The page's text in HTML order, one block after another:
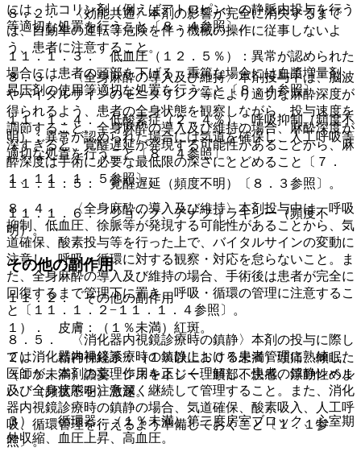
８．２． 〈効能共通〉本剤の影響が完全に消失するまで
は、自動車の運転等危険を伴う機械の操作に従事しないよ
う、患者に注意すること。
８．３． 〈全身麻酔の導入及び維持〉本剤投与中は、脳波
やバイタルサインのモニタリング等により適切な麻酔深度が
得られるよう、患者の全身状態を観察しながら、投与速度を
調節すること。全身麻酔の導入及び維持の場合、麻酔深度が
深すぎると、覚醒遅延が発現する可能性があることから、麻
酔深度は手術に必要な最低限の深さにとどめること〔７．
１、１１．１．５参照〕。
８．４． 〈全身麻酔の導入及び維持〉本剤投与中は、呼吸
抑制、低血圧、徐脈等が発現する可能性があることから、気
道確保、酸素投与等を行った上で、バイタルサインの変動に
注意し、呼吸・循環に対する観察・対応を怠らないこと。ま
た、全身麻酔の導入及び維持の場合、手術後は患者が完全に
回復するまで管理下に置き、呼吸・循環の管理に注意するこ
と〔１１．１．２−１１．１．４参照〕。
８．５． 〈消化器内視鏡診療時の鎮静〉本剤の投与に際し
ては消化器内視鏡診療時の鎮静における患者管理に熟練した
医師が、本剤の薬理作用を正しく理解し、患者の鎮静レベル
及び全身状態を注意深く継続して管理すること。また、消化
器内視鏡診療時の鎮静の場合、気道確保、酸素吸入、人工呼
吸、循環管理を行えるよう準備しておくこと〔１．１参
照〕。
には、抗コリン剤（例えばアトロピン）の静脈内投与を行う
等適切な処置を行うこと〔８．４参照〕。
１１．１．３． 低血圧（１２．５％）：異常が認められた
場合には患者の頭部を下げる、重篤な場合には血漿増量剤、
昇圧剤の使用等適切な処置を行うこと〔８．４参照〕。
１１．１．４． 低酸素症（２．４％）、呼吸抑制（頻度不
明）：異常が認められた場合には気道を確保し、人工呼吸等
適切な処置を行うこと〔８．４参照〕。
１１．１．５． 覚醒遅延（頻度不明）〔８．３参照〕。
１１．１．６． ショック、アナフィラキシー（頻度不
明）。
その他の副作用
１１．２． その他の副作用
１）． 皮膚：（１％未満）紅斑。
２）． 精神神経系：（１％以上１０％未満）頭痛、傾眠、
（１％未満）譫妄、ジスキネジー、頭部不快感、浮動性めま
い、（頻度不明）激越。
３）． 循環器：（１％未満）第二度房室ブロック、心室期
外収縮、血圧上昇、高血圧。